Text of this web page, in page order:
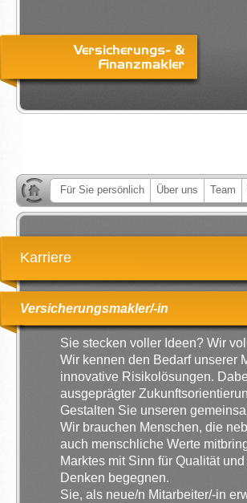
Für Sie persönlich Über uns Team
Karriere
Versicherungsmakler/-in
Sie stecken voller Ideen? Wir
Wir kennen den Bedarf unserer
innovative Risikolösungen.
ausgeprägter
Gestalten Sie unseren
Wir brauchen Menschen, die
auch menschliche Werte
Marktes mit Sinn für Qualität
Denken begegnen.
Sie, als neue/n Mitarbeiter/-in